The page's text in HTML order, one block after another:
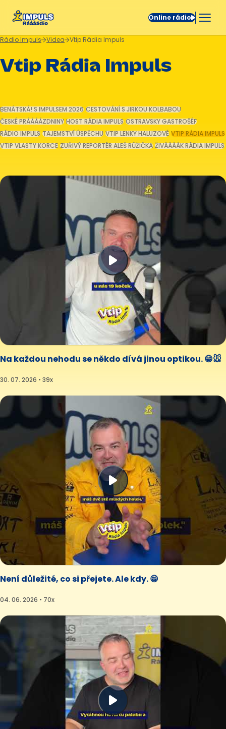
Online rádio
Rádio Impuls Videa Vtip Rádia Impuls
Vtip Rádia Impuls
BENÁTSKÁ! S IMPULSEM 2026 CESTOVÁNÍ S JIRKOU KOLBABOU
ČESKÉ PRÁÁÁÁZDNINY HOST RÁDIA IMPULS OSTRAVSKY GASTROŠÉF
RÁDIO IMPULS TAJEMSTVÍ ÚSPĚCHU VTIP LENKY HALUZOVÉ VTIP RÁDIA IMPULS
VTIP VLASTY KORCE ZUŘIVÝ REPORTÉR ALEŠ RŮŽIČKA ŽIVÁÁÁÁK RÁDIA IMPULS
Na každou nehodu se někdo dívá jinou optikou. 😁🐭
30. 07. 2026 • 39x
Není důležité, co si přejete. Ale kdy. 😁
04. 06. 2026 • 70x